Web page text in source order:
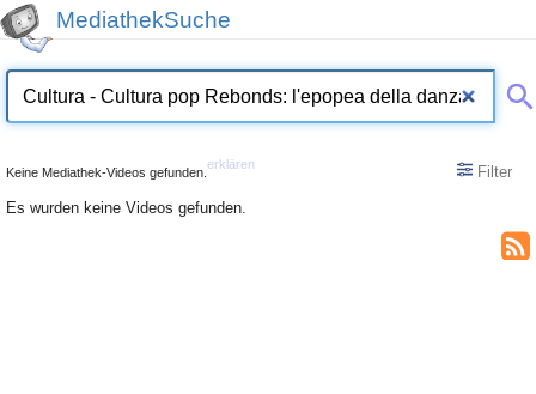
MediathekSuche
Keine Mediathek-Videos gefunden.
erklären
Filter
Es wurden keine Videos gefunden.